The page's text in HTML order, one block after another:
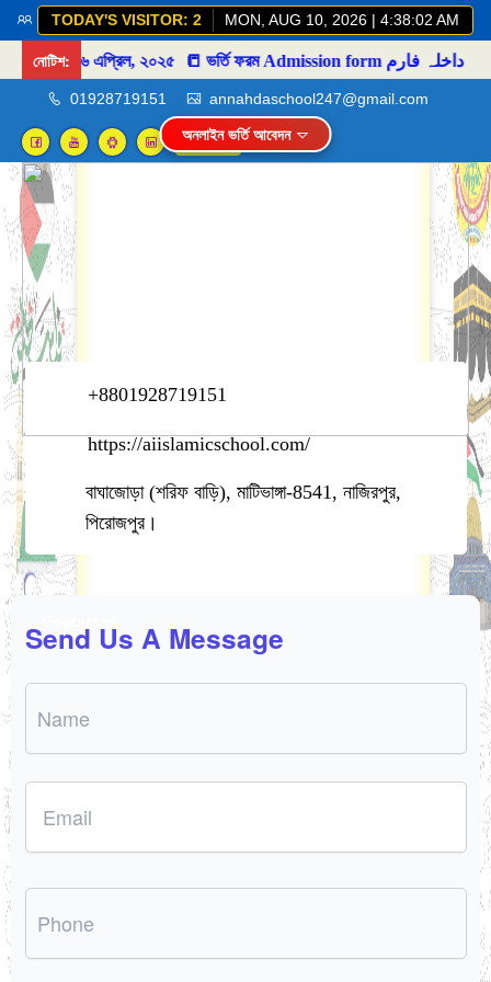
TODAY'S VISITOR: 2 MON, AUG 10, 2026 | 4:38:02 AM
নোটিশ:১৬ এপ্রিল, ২০২৫ 📒 ভর্তি ফরম Admission form داخلہ فارم
01928719151 annahdaschool247@gmail.com
Login
অনলাইন ভর্তি আবেদন
+8801928719151
https://aiislamicschool.com/
বাঘাজোড়া (শরিফ বাড়ি), মাটিভাঙ্গা-8541, নাজিরপুর,
পিরোজপুর।
Send Us A Message